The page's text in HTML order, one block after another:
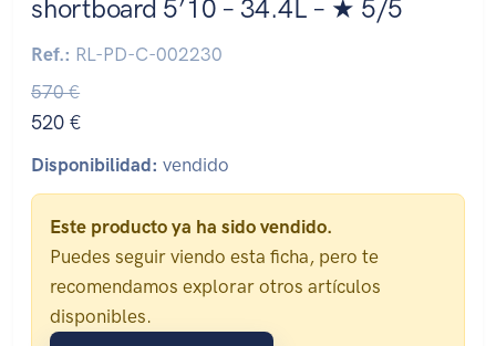
shortboard 5’10 – 34.4L – ★ 5/5
Ref.: RL-PD-C-002230
570 €
520 €
Disponibilidad: vendido
Este producto ya ha sido vendido.
Puedes seguir viendo esta ficha, pero te
recomendamos explorar otros artículos
disponibles.